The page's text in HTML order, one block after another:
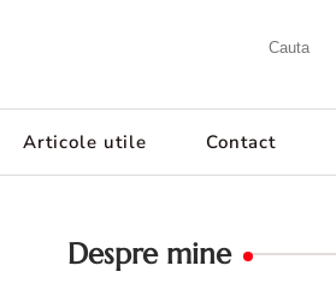
Articole utile Contact
Despre mine